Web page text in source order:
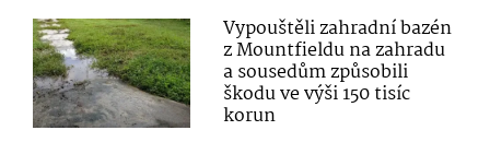
Vypouštěli zahradní bazén
z Mountfieldu na zahradu
a sousedům způsobili
škodu ve výši 150 tisíc
korun